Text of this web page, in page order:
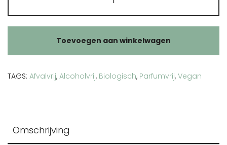
bloemen
aantal
Toevoegen aan winkelwagen
TAGS: Afvalvrij, Alcoholvrij, Biologisch, Parfumvrij, Vegan
Omschrijving